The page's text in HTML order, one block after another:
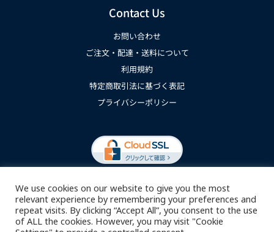
Contact Us
お問い合わせ
ご注文・配達・送料について
利用規約
特定商取引法に基づく表記
プライバシーポリシー
We use cookies on our website to give you the most
relevant experience by remembering your preferences and
repeat visits. By clicking “Accept All”, you consent to the use
of ALL the cookies. However, you may visit "Cookie